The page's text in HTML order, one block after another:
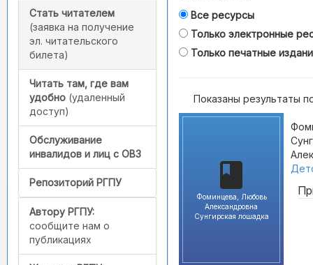
Стать читателем
(заявка на получение
эл. читательского
билета)
Читать там, где вам
удобно (удаленный
доступ)
Обслуживание
инвалидов и лиц с ОВЗ
Репозиторий РГПУ
Автору РГПУ:
сообщите нам о
публикациях
Все ресурсы
Только электронные
Только печатные
Показаны результаты
Фоминцева, Любовь
Александровна
Сунгирская лошадка